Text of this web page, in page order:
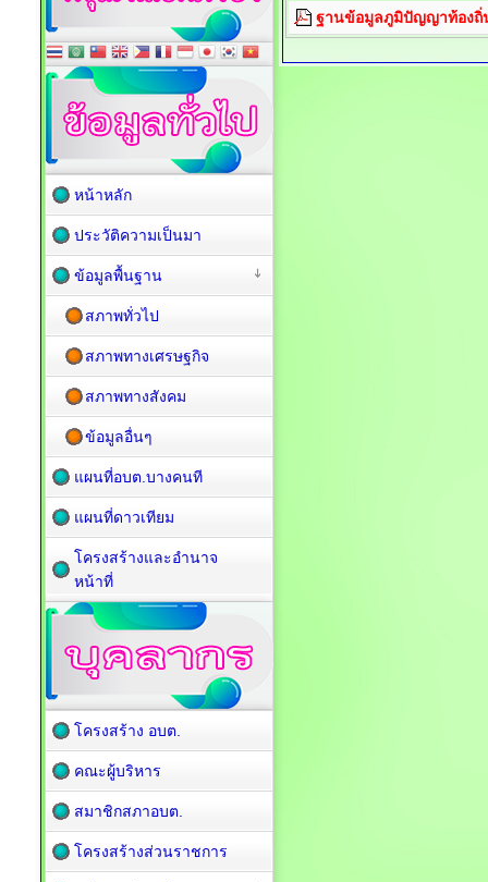
ฐานข้อมูลภูมิปัญญาท้องถิ่
หน้าหลัก
ประวัติความเป็นมา
ข้อมูลพื้นฐาน
สภาพทั่วไป
สภาพทางเศรษฐกิจ
สภาพทางสังคม
ข้อมูลอื่นๆ
แผนที่อบต.บางคนที
แผนที่ดาวเทียม
โครงสร้างและอำนาจ
หน้าที่
โครงสร้าง อบต.
คณะผู้บริหาร
สมาชิกสภาอบต.
โครงสร้างส่วนราชการ